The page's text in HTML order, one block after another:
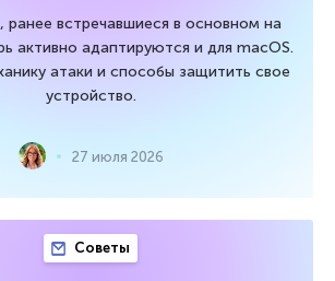
ранее встречавшиеся в основном на
активно адаптируются и для macOS.
атаки и способы защитить свое
устройство.
27 июля 2026
Советы